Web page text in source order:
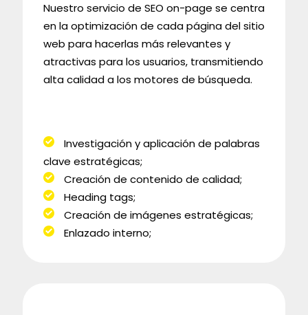
Nuestro servicio de SEO on-page se centra
en la optimización de cada página del sitio
web para hacerlas más relevantes y
atractivas para los usuarios, transmitiendo
alta calidad a los motores de búsqueda.
Investigación y aplicación de palabras
clave estratégicas;
Creación de contenido de calidad;
Heading tags;
Creación de imágenes estratégicas;
Enlazado interno;